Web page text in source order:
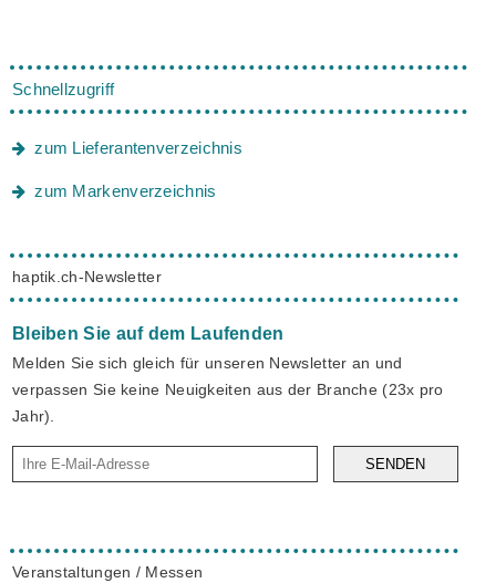
Schnellzugriff
zum Lieferantenverzeichnis
zum Markenverzeichnis
haptik.ch-Newsletter
Bleiben Sie auf dem Laufenden
Melden Sie sich gleich für unseren Newsletter an und
verpassen Sie keine Neuigkeiten aus der Branche (23x pro
Jahr).
SENDEN
Veranstaltungen / Messen